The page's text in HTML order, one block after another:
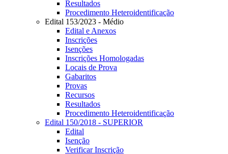
Resultados
Procedimento Heteroidentificação
Edital 153/2023 - Médio
Edital e Anexos
Inscrições
Isenções
Inscrições Homologadas
Locais de Prova
Gabaritos
Provas
Recursos
Resultados
Procedimento Heteroidentificação
Edital 150/2018 - SUPERIOR
Edital
Isenção
Verificar Inscrição